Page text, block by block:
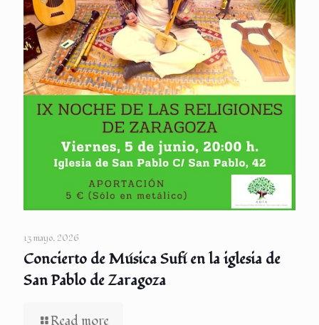
13 mayo, 2026
Concierto de Música Sufí en la iglesia de
San Pablo de Zaragoza
Read more